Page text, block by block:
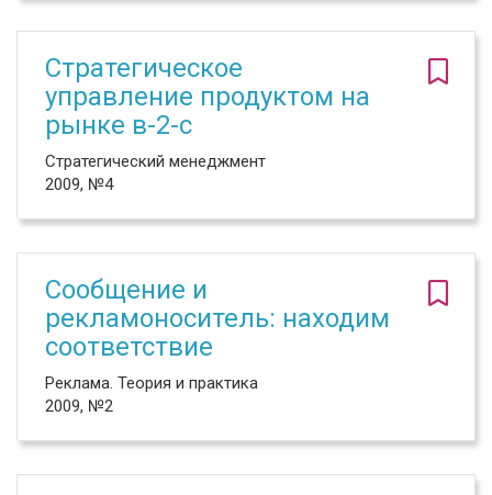
Стратегическое
управление продуктом на
рынке в-2-с
Стратегический менеджмент
2009, №4
Сообщение и
рекламоноситель: находим
соответствие
Реклама. Теория и практика
2009, №2